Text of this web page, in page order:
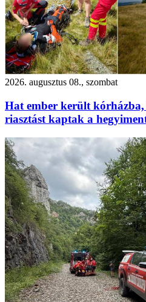
2026. augusztus 08., szombat
Hat ember került
riasztást kaptak a